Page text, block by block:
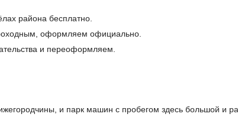
района бесплатно.
оформляем официально.
и переоформляем.
и парк машин с пробегом здесь большой и